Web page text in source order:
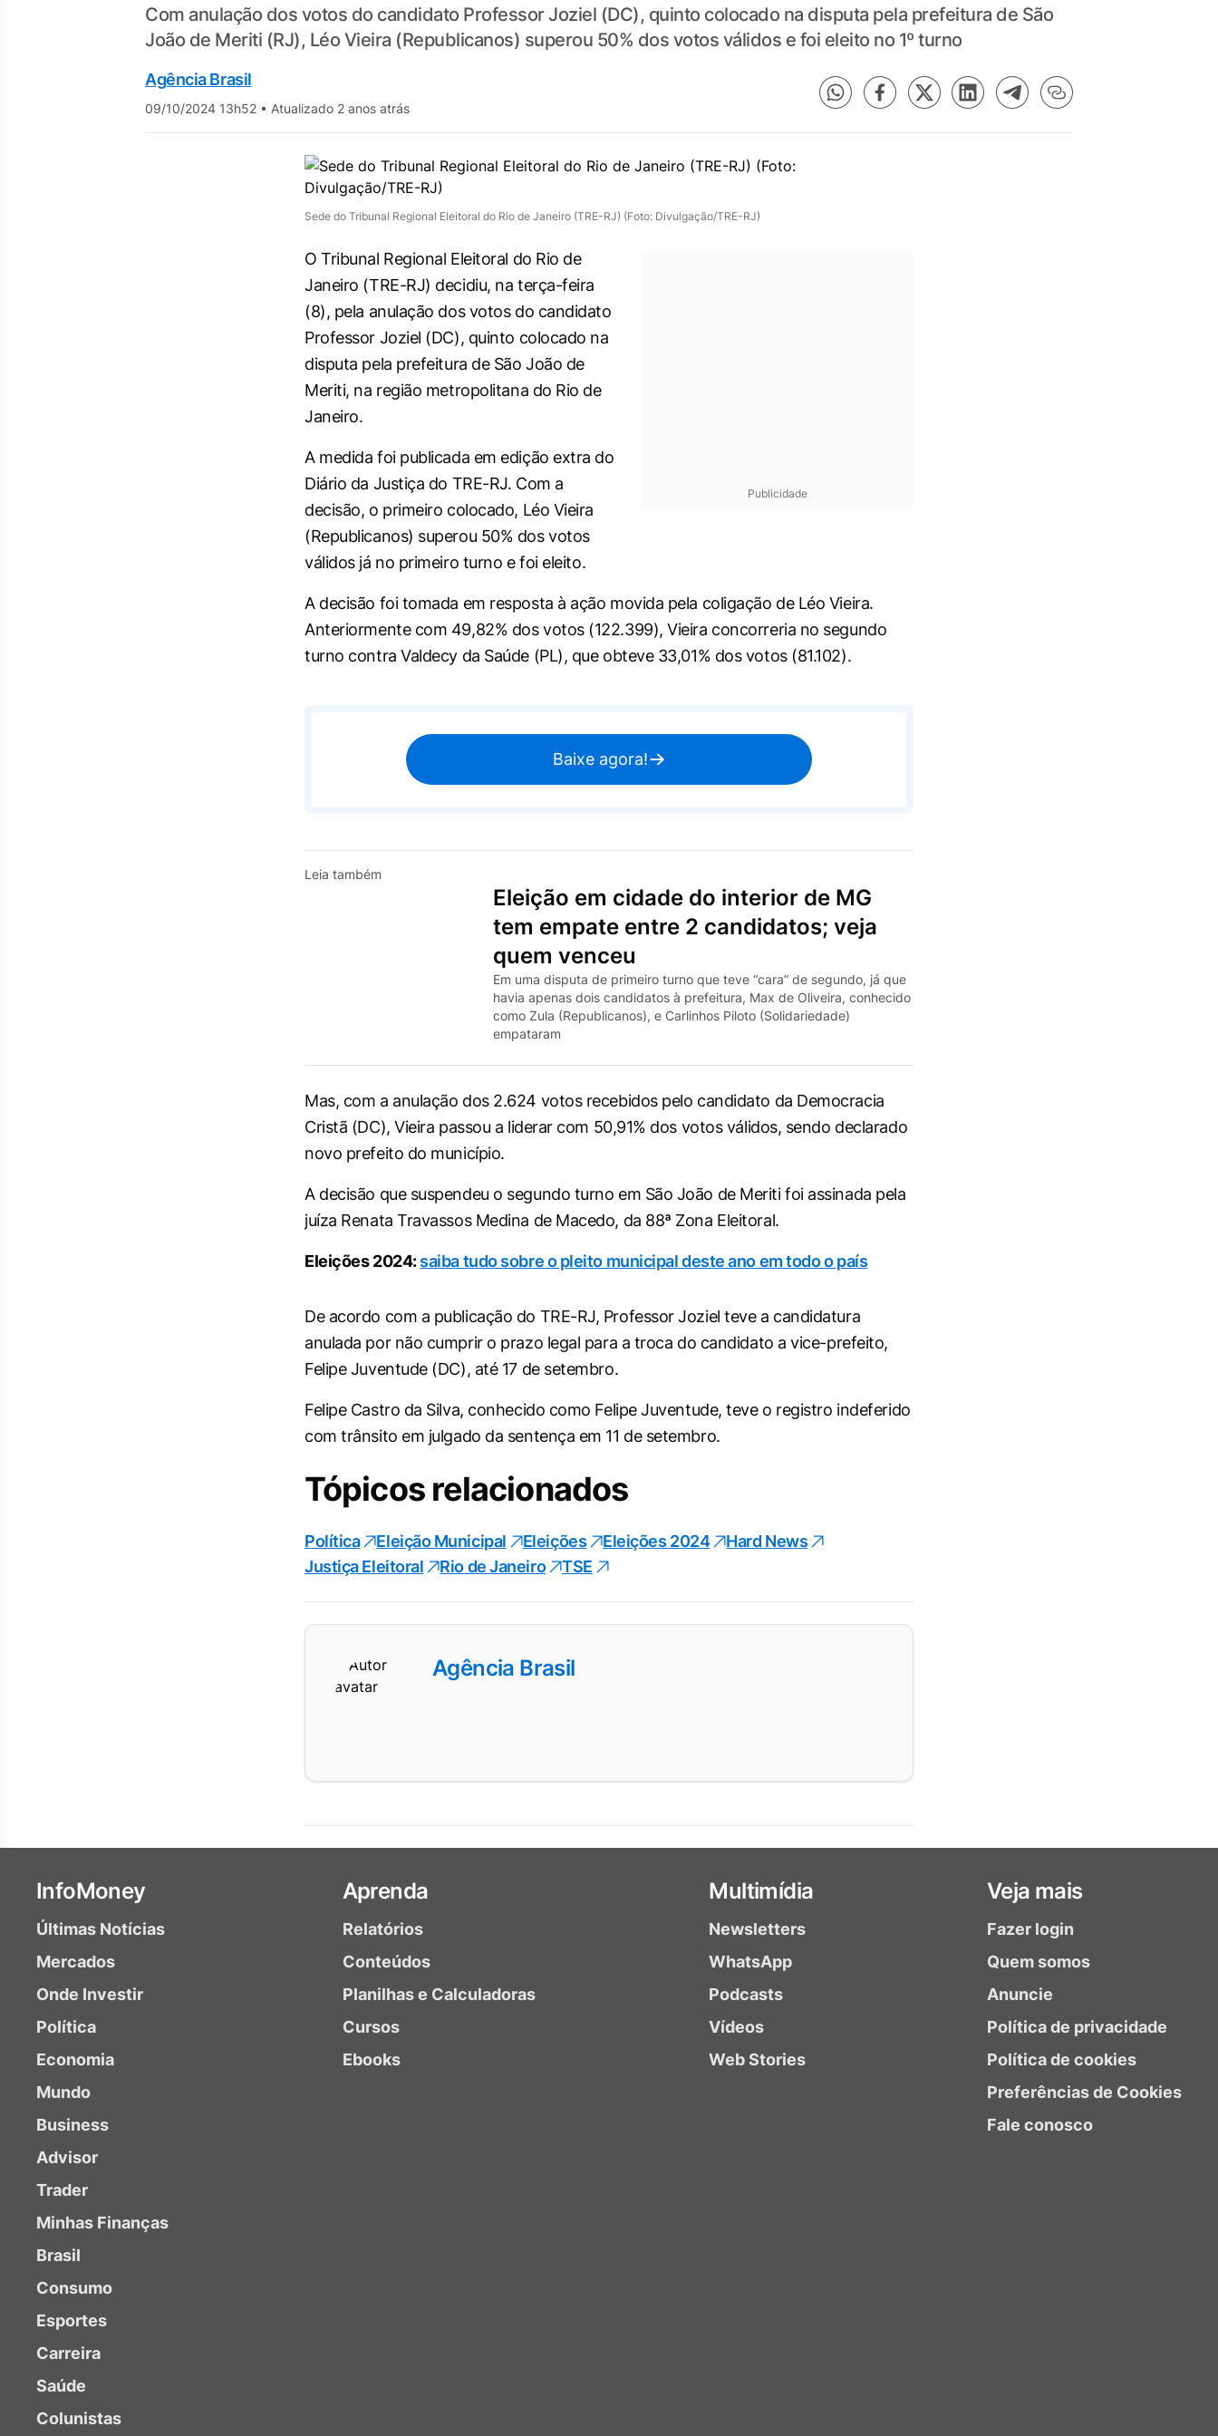
Com anulação dos votos do candidato Professor Joziel (DC), quinto colocado na disputa pela prefeitura de São
João de Meriti (RJ), Léo Vieira (Republicanos) superou 50% dos votos válidos e foi eleito no 1º turno
Agência Brasil
09/10/2024 13h52 • Atualizado 2 anos atrás
Sede do Tribunal Regional Eleitoral do Rio de Janeiro (TRE-RJ) (Foto: Divulgação/TRE-RJ)
Publicidade
O Tribunal Regional Eleitoral do Rio de
Janeiro (TRE-RJ) decidiu, na terça-feira
(8), pela anulação dos votos do candidato
Professor Joziel (DC), quinto colocado na
disputa pela prefeitura de São João de
Meriti, na região metropolitana do Rio de
Janeiro.
A medida foi publicada em edição extra do
Diário da Justiça do TRE-RJ. Com a
decisão, o primeiro colocado, Léo Vieira
(Republicanos) superou 50% dos votos
válidos já no primeiro turno e foi eleito.
A decisão foi tomada em resposta à ação movida pela coligação de Léo Vieira.
Anteriormente com 49,82% dos votos (122.399), Vieira concorreria no segundo
turno contra Valdecy da Saúde (PL), que obteve 33,01% dos votos (81.102).
Baixe agora!
Leia também
Eleição em cidade do interior de MG
tem empate entre 2 candidatos; veja
quem venceu
Em uma disputa de primeiro turno que teve “cara” de segundo, já que
havia apenas dois candidatos à prefeitura, Max de Oliveira, conhecido
como Zula (Republicanos), e Carlinhos Piloto (Solidariedade)
empataram
Mas, com a anulação dos 2.624 votos recebidos pelo candidato da Democracia
Cristã (DC), Vieira passou a liderar com 50,91% dos votos válidos, sendo declarado
novo prefeito do município.
A decisão que suspendeu o segundo turno em São João de Meriti foi assinada pela
juíza Renata Travassos Medina de Macedo, da 88ª Zona Eleitoral.
Eleições 2024:saiba tudo sobre o pleito municipal deste ano em todo o país
De acordo com a publicação do TRE-RJ, Professor Joziel teve a candidatura
anulada por não cumprir o prazo legal para a troca do candidato a vice-prefeito,
Felipe Juventude (DC), até 17 de setembro.
Felipe Castro da Silva, conhecido como Felipe Juventude, teve o registro indeferido
com trânsito em julgado da sentença em 11 de setembro.
Tópicos relacionados
Política Eleição Municipal Eleições Eleições 2024
Hard News
Justiça Eleitoral
Rio de Janeiro TSE
Agência Brasil
InfoMoney
Últimas Notícias
Mercados
Onde Investir
Política
Economia
Mundo
Business
Advisor
Trader
Minhas Finanças
Brasil
Consumo
Esportes
Carreira
Saúde
Colunistas
Aprenda
Relatórios
Conteúdos
Planilhas e Calculadoras
Cursos
Ebooks
Multimídia
Newsletters
WhatsApp
Podcasts
Vídeos
Web Stories
Veja mais
Fazer login
Quem somos
Anuncie
Política de privacidade
Política de cookies
Preferências de Cookies
Fale conosco